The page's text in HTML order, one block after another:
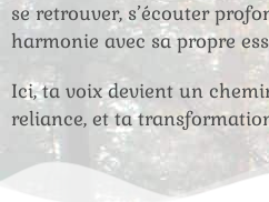
se retrouver, s’écouter
harmonie avec sa propre
Ici, ta voix devient un
reliance, et ta